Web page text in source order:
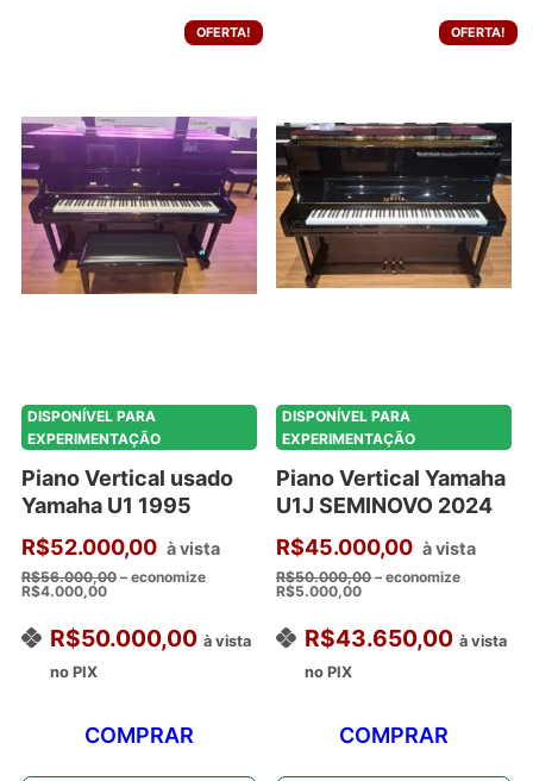
OFERTA!
DISPONÍVEL PARA
EXPERIMENTAÇÃO
Piano Vertical usado
Yamaha U1 1995
R$52.000,00 à vista
R$56.000,00 – economize
R$4.000,00
R$50.000,00 à vista
no PIX
COMPRAR
OFERTA!
DISPONÍVEL PARA
EXPERIMENTAÇÃO
Piano Vertical Yamaha
U1J SEMINOVO 2024
R$45.000,00 à vista
R$50.000,00– economize
R$5.000,00
R$43.650,00 à vista
no PIX
COMPRAR